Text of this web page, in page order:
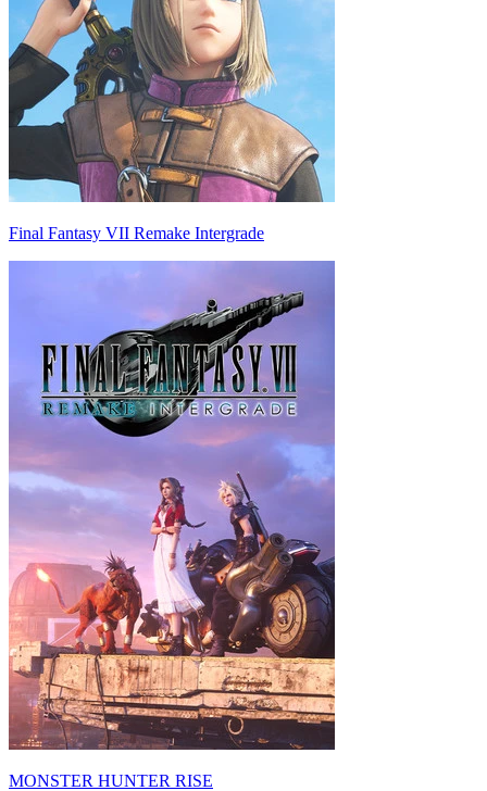
Final Fantasy VII Remake Intergrade
MONSTER HUNTER RISE